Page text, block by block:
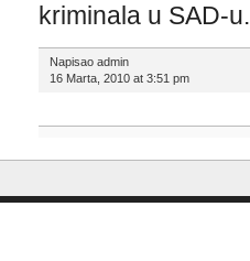
kriminala u SAD-u.
Napisao admin
16 Marta, 2010 at 3:51 pm